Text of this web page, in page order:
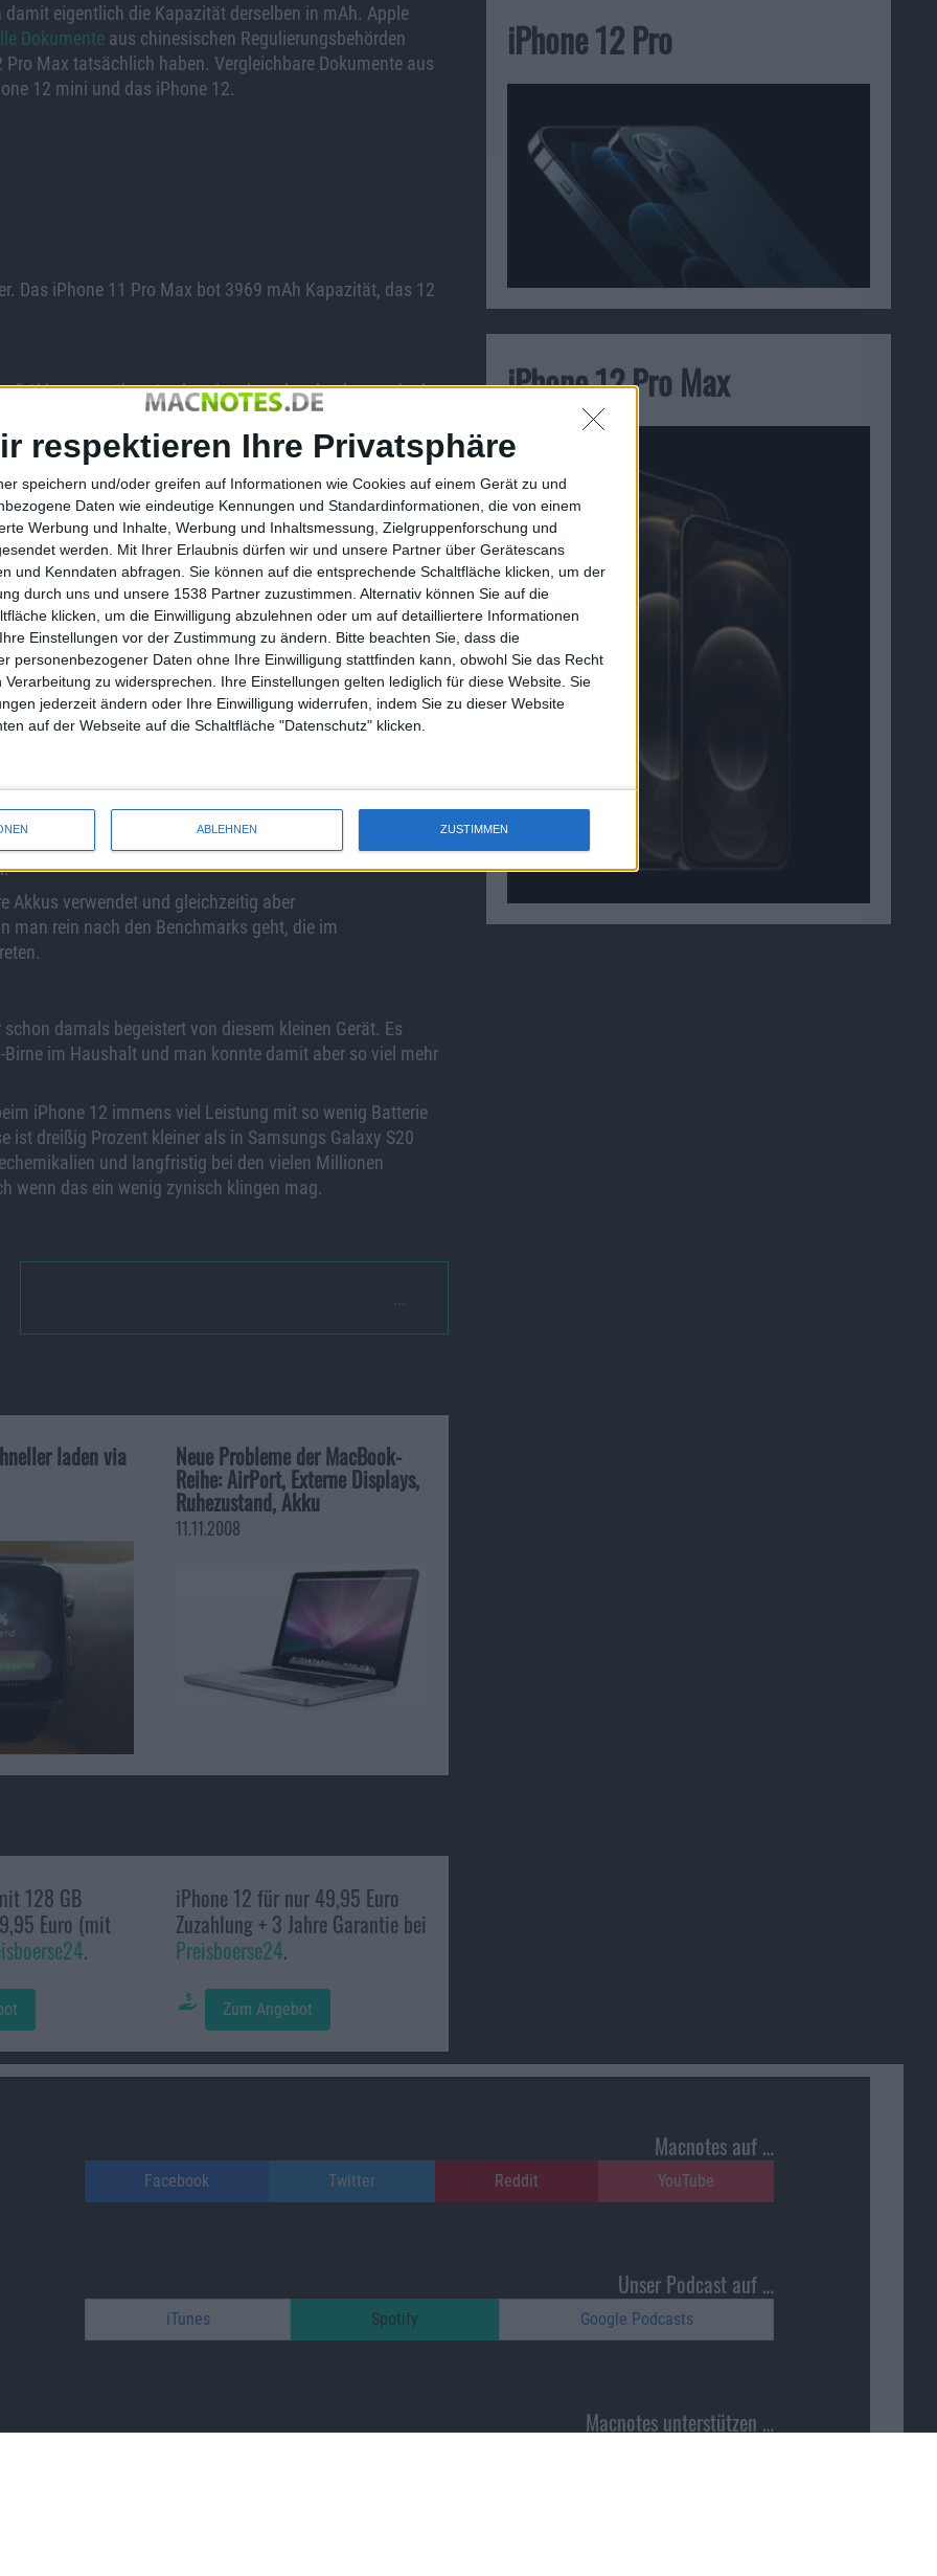
respektieren Ihre Privatsphäre
speichern und/oder greifen auf Informationen wie Cookies auf einem Gerät zu und
Daten wie eindeutige Kennungen und Standardinformationen, die von einem
Werbung und Inhalte, Werbung und Inhaltsmessung, Zielgruppenforschung und
werden.
Mit Ihrer Erlaubnis dürfen wir und unsere Partner über Gerätescans
und Kenndaten abfragen. Sie können auf die entsprechende Schaltfläche klicken, um der
durch uns und unsere 1538 Partner zuzustimmen. Alternativ können Sie auf die
klicken, um die Einwilligung abzulehnen oder um auf detailliertere Informationen
Einstellungen vor der Zustimmung zu ändern.
Bitte beachten Sie, dass die
personenbezogener Daten ohne Ihre Einwilligung stattfinden kann, obwohl Sie das Recht
Verarbeitung zu widersprechen. Ihre Einstellungen gelten lediglich für diese Website. Sie
jederzeit ändern oder Ihre Einwilligung widerrufen, indem Sie zu dieser Website
auf der Webseite auf die Schaltfläche "Datenschutz" klicken.
ABLEHNEN ZUSTIMMEN
eigentlich die Kapazität derselben in mAh. Apple
Dokumente aus chinesischen Regulierungsbehörden
Max tatsächlich haben. Vergleichbare Dokumente aus
12 mini und das iPhone 12.
Das iPhone 11 Pro Max bot 3969 mAh Kapazität, das 12
Akku gegenüber. Apple zeigt einmal mehr, dass es in der
Data Modus“ einfallen lassen, der Energie sparen soll.
gar nicht immer.
(LTE) rund zwei Stunden Betriebsdauer verloren gehen.
Laufzeit der Batterien bewerten. Dann landet Apples
von Galaxy S20, OnePlus 8T oder Google Pixel 5. Die
Akkus verwendet und gleichzeitig aber
man rein nach den Benchmarks geht, die im
damals begeistert von diesem kleinen Gerät. Es
im Haushalt und man konnte damit aber so viel mehr
iPhone 12 immens viel Leistung mit so wenig Batterie
ist dreißig Prozent kleiner als in Samsungs Galaxy S20
und langfristig bei den vielen Millionen
wenn das ein wenig zynisch klingen mag.
…
laden via Neue Probleme der MacBook-
Reihe: AirPort, Externe Displays,
Ruhezustand, Akku
11.11.2008
128 GB
Euro (mit
.
iPhone 12 für nur 49,95 Euro
Zuzahlung + 3 Jahre Garantie bei
Preisboerse24.
Zum Angebot
iPhone 12 Pro
iPhone 12 Pro Max
Macnotes auf …
Facebook Twitter Reddit YouTube
Unser Podcast auf …
iTunes Spotify Google Podcasts
Macnotes unterstützen …